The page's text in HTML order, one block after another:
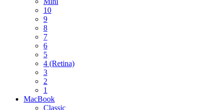
10
9
8
7
6
5
4 (Retina)
3
2
1
MacBook
Classic